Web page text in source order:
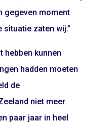
gegeven moment
situatie zaten wij.”
hebben kunnen
hadden moeten
de
niet meer
paar jaar in heel